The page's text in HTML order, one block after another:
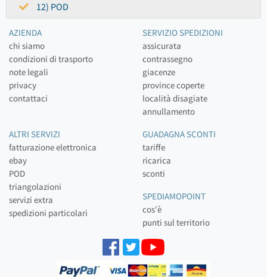
12) POD
AZIENDA
chi siamo
condizioni di trasporto
note legali
privacy
contattaci
SERVIZIO SPEDIZIONI
assicurata
contrassegno
giacenze
province coperte
località disagiate
annullamento
ALTRI SERVIZI
fatturazione elettronica
ebay
POD
triangolazioni
servizi extra
spedizioni particolari
GUADAGNA SCONTI
tariffe
ricarica
sconti
SPEDIAMOPOINT
cos'è
punti sul territorio